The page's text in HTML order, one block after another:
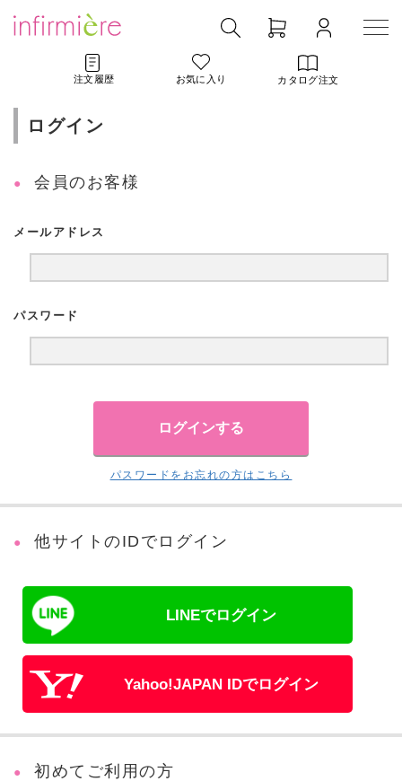
注文履歴 お気に入り カタログ注文
ログイン
会員のお客様
メールアドレス
パスワード
パスワードをお忘れの方はこちら
他サイトのIDでログイン
LINEでログイン
Yahoo!JAPAN IDでログイン
初めてご利用の方